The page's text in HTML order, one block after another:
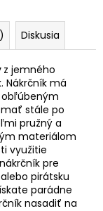
Diskusia
z jemného
Nákrčník má
stále po
pružný a
materiálom
využitie
pre
pirátsku
parádne
nasadiť na